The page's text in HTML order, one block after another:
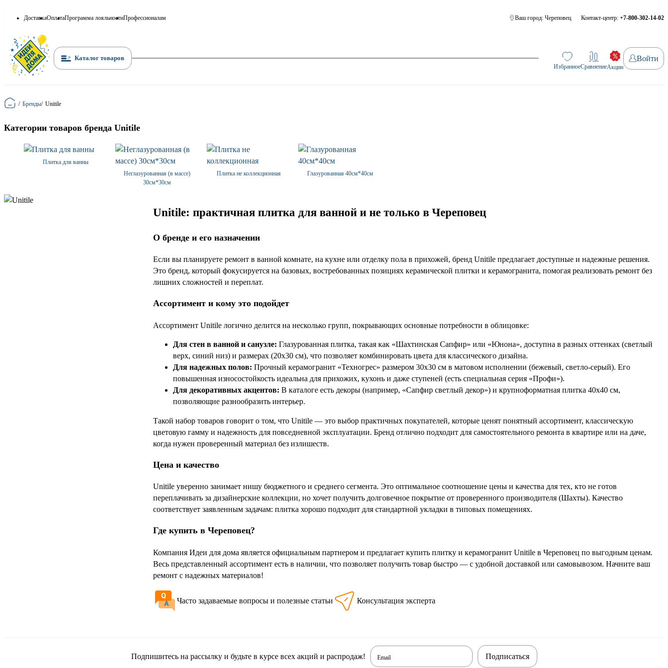
ДоставкаОплатаПрограмма лояльностиПрофессионалам Ваш город: Череповец Контакт-центр: +7-800-302-14-02
Каталог товаров
ИзбранноеСравнениеАкции
Войти
Главная
/ Бренды/ Unitile
Категории товаров бренда Unitile
Плитка для ванны
Неглазурованная (в массе)
30см*30см
Плитка не коллекционная Глазурованная 40см*40см
Unitile: практичная плитка для ванной и не только в Череповец
О бренде и его назначении
Если вы планируете ремонт в ванной комнате, на кухне или отделку пола в прихожей, бренд Unitile предлагает доступные и надежные решения.
Это бренд, который фокусируется на базовых, востребованных позициях керамической плитки и керамогранита, помогая реализовать ремонт без
лишних сложностей и переплат.
Ассортимент и кому это подойдет
Ассортимент Unitile логично делится на несколько групп, покрывающих основные потребности в облицовке:
Для стен в ванной и санузле: Глазурованная плитка, такая как «Шахтинская Сапфир» или «Юнона», доступна в разных оттенках (светлый
верх, синий низ) и размерах (20х30 см), что позволяет комбинировать цвета для классического дизайна.
Для надежных полов: Прочный керамогранит «Техногрес» размером 30х30 см в матовом исполнении (бежевый, светло-серый). Его
повышенная износостойкость идеальна для прихожих, кухонь и даже ступеней (есть специальная серия «Профи»).
Для декоративных акцентов: В каталоге есть декоры (например, «Сапфир светлый декор») и крупноформатная плитка 40х40 см,
позволяющие разнообразить интерьер.
Такой набор товаров говорит о том, что Unitile — это выбор практичных покупателей, которые ценят понятный ассортимент, классическую
цветовую гамму и надежность для повседневной эксплуатации. Бренд отлично подходит для самостоятельного ремонта в квартире или на даче,
когда нужен проверенный материал без излишеств.
Цена и качество
Unitile уверенно занимает нишу бюджетного и среднего сегмента. Это оптимальное соотношение цены и качества для тех, кто не готов
переплачивать за дизайнерские коллекции, но хочет получить долговечное покрытие от проверенного производителя (Шахты). Качество
соответствует заявленным задачам: плитка хорошо подходит для стандартной укладки в типовых помещениях.
Где купить в Череповец?
Компания Идеи для дома является официальным партнером и предлагает купить плитку и керамогранит Unitile в Череповец по выгодным ценам.
Весь представленный ассортимент есть в наличии, что позволяет получить товар быстро — с удобной доставкой или самовывозом. Начните ваш
ремонт с надежных материалов!
Часто задаваемые вопросы и полезные статьи Консультация эксперта
Подпишитесь на рассылку и будьте в курсе всех акций и распродаж! Email Подписаться